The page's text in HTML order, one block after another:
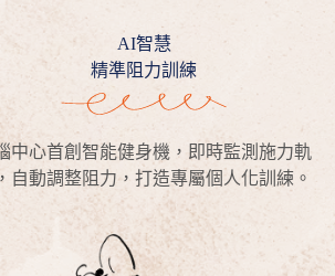
AI智慧
精準阻力訓練
中心首創智能健身機，即時監測施力軌
自動調整阻力，打造專屬個人化訓練。